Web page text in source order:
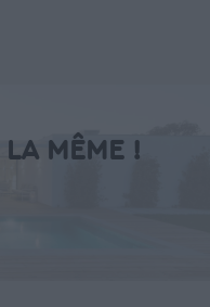
LA MÊME !